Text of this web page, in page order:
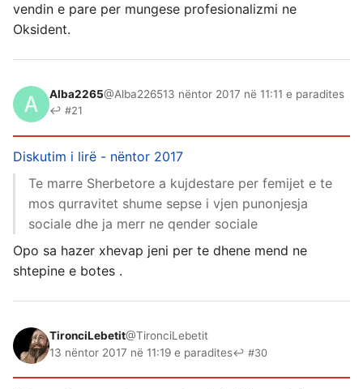
vendin e pare per mungese profesionalizmi ne
Oksident.
Alba2265@Alba226513 nëntor 2017 në 11:11 e paradites
↩ #21
Diskutim i lirë - nëntor 2017
Te marre Sherbetore a kujdestare per femijet e te
mos qurravitet shume sepse i vjen punonjesja
sociale dhe ja merr ne qender sociale
Opo sa hazer xhevap jeni per te dhene mend ne
shtepine e botes .
TironciLebetit@TironciLebetit
13 nëntor 2017 në 11:19 e paradites↩ #30